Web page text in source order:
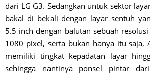
dari LG G3. Sedangkan untuk sektor
bakal di bekali dengan layar sentuh
5.5 inch dengan balutan sebuah
1080 pixel, serta bukan hanya itu saja,
memiliki tingkat kepadatan layar
sehingga nantinya ponsel pintar